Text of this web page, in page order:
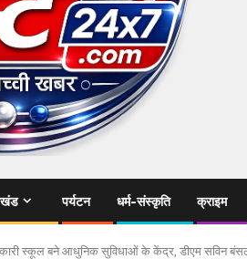
पर्यटन धर्म-संस्कृति क्राइम
स्कूल बने आधुनिक सुविधाओं के केंद्र, डीएम सविन